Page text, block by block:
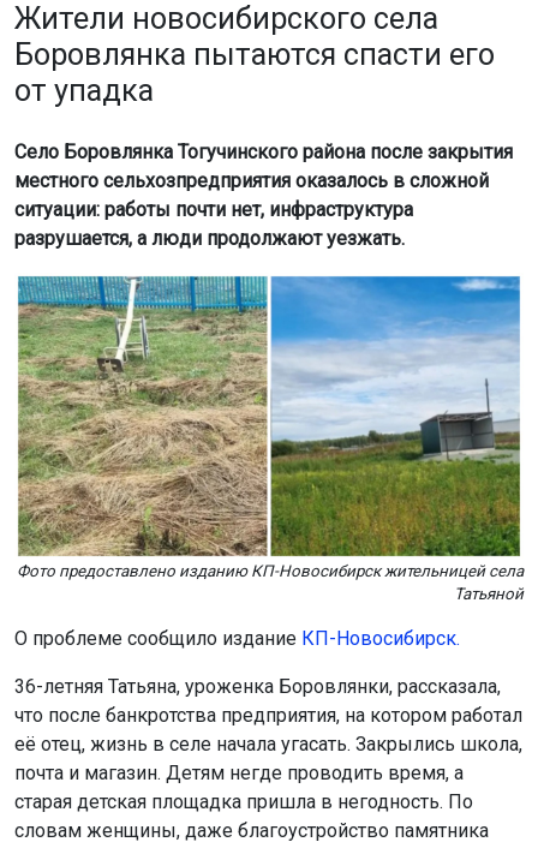
Жители новосибирского села
Боровлянка пытаются спасти его
от упадка
Село Боровлянка Тогучинского района после закрытия
местного сельхозпредприятия оказалось в сложной
ситуации: работы почти нет, инфраструктура
разрушается, а люди продолжают уезжать.
Фото предоставлено изданию КП-Новосибирск жительницей села
Татьяной
О проблеме сообщило издание КП-Новосибирск.
36-летняя Татьяна, уроженка Боровлянки, рассказала,
что после банкротства предприятия, на котором работал
её отец, жизнь в селе начала угасать. Закрылись школа,
почта и магазин. Детям негде проводить время, а
старая детская площадка пришла в негодность. По
словам женщины, даже благоустройство памятника